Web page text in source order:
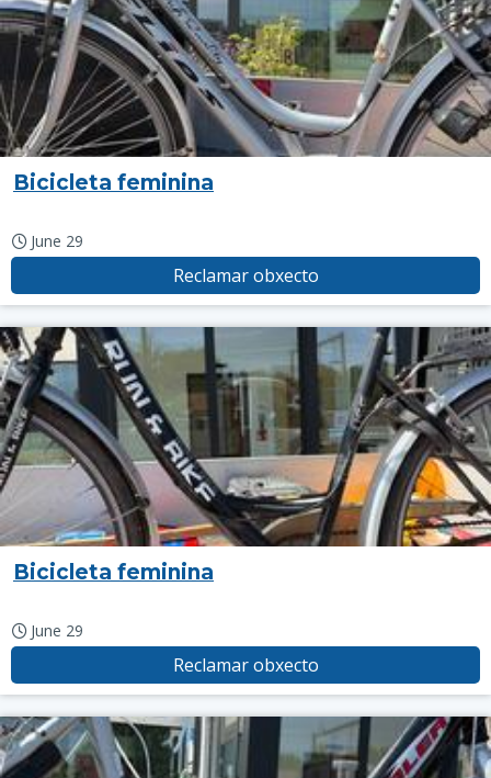
Bicicleta feminina
June 29
Reclamar obxecto
Bicicleta feminina
June 29
Reclamar obxecto